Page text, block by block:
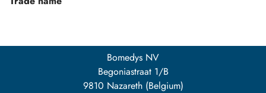
Bomedys NV
Begoniastraat 1/B
9810 Nazareth (Belgium)